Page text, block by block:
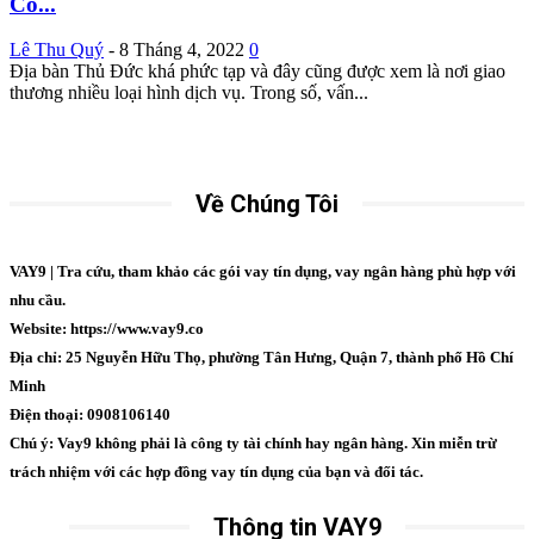
Lê Thu Quý - 8 Tháng 4, 2022 0
Địa bàn Thủ Đức khá phức tạp và đây cũng được xem là nơi giao
thương nhiều loại hình dịch vụ. Trong số, vấn...
Về Chúng Tôi
VAY9 | Tra cứu, tham khảo các gói vay tín dụng, vay ngân hàng phù hợp với
nhu cầu.
Website: https://www.vay9.co
Địa chỉ: 25 Nguyễn Hữu Thọ, phường Tân Hưng, Quận 7, thành phố Hồ Chí
Minh
Điện thoại: 0908106140
Chú ý: Vay9 không phải là công ty tài chính hay ngân hàng. Xin miễn trừ
trách nhiệm với các hợp đồng vay tín dụng của bạn và đối tác.
Thông tin VAY9